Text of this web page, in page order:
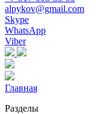
alpykov@gmail.com
Skype
WhatsApp
Viber
Главная
Разделы